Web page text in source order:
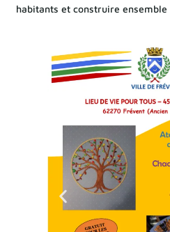
habitants et construire